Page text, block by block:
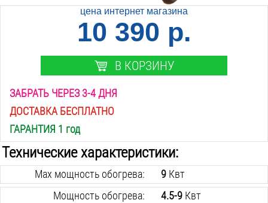
цена интернет магазина
10 390 р.
В КОРЗИНУ
ЗАБРАТЬ ЧЕРЕЗ 3-4 ДНЯ
ДОСТАВКА БЕСПЛАТНО
ГАРАНТИЯ 1 год
Технические характеристики:
Max мощность обогрева: 9Квт
Мощность обогрева:
4.5-9Квт